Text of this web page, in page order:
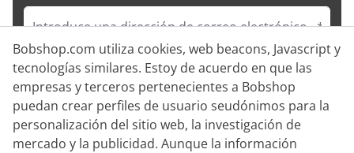
SUSCRÍBETE
Al seleccionar Suscríbete, confirma que ha leído y está de
acuerdo con nuestrainformación de protección de datos
Bobshop.com utiliza cookies, web beacons, Javascript y
tecnologías similares. Estoy de acuerdo en que las
empresas y terceros pertenecientes a Bobshop
puedan crear perfiles de usuario seudónimos para la
personalización del sitio web, la investigación de
mercado y la publicidad. Aunque la información